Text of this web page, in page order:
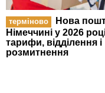
терміново
Нова
Німеччині у 2026
тарифи, відділення і
розмитнення